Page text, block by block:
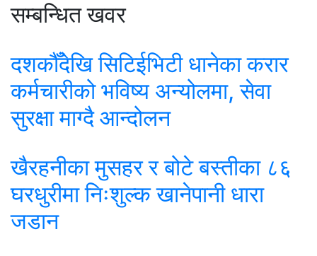
सम्बन्धित खवर
दशकौँदेखि सिटिईभिटी धानेका करार
कर्मचारीको भविष्य अन्योलमा, सेवा
सुरक्षा माग्दै आन्दोलन
खैरहनीका मुसहर र बोटे बस्तीका ८६
घरधुरीमा निःशुल्क खानेपानी धारा
जडान